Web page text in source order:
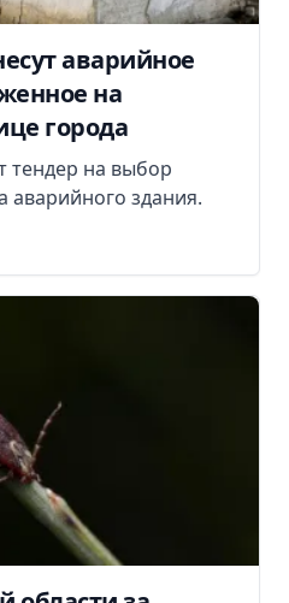
аварийное
на
города
тендер на выбор
аварийного здания.